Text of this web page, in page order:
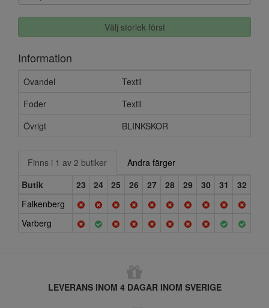
Välj storlek först
Information
Ovandel
Textil
Foder
Textil
Övrigt
BLINKSKOR
Finns i 1 av 2 butiker
Andra färger
Butik
23 24 25 26 27 28 29 30 31
32
Falkenberg
Varberg
LEVERANS INOM 4 DAGAR INOM SVERIGE